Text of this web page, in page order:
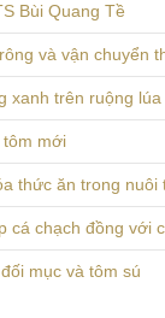
Bùi Quang Tề
và vận chuyển
xanh trên ruộng lúa
mới
thức ăn trong nuôi
cá chạch đồng với
mục và tôm sú